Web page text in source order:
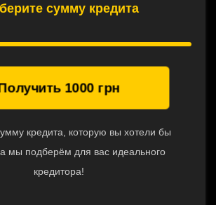
сумму кредита
1000 грн
кредита, которую вы хотели бы
а мы подберём для вас идеального
кредитора!